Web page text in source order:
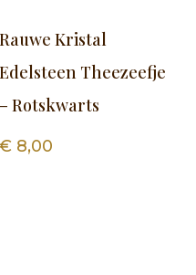
Rauwe Kristal
Edelsteen Theezeefje
– Rotskwarts
€ 8,00